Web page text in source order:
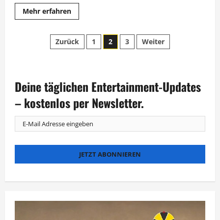
Mehr erfahrenMehr
Informationen
gegen
Groß“:
Jubiläum
Sigl
Seitennummerierung
Beiträge
Zurück 1 2 3 Weiter
Deine täglichen Entertainment-Updates
– kostenlos per Newsletter.